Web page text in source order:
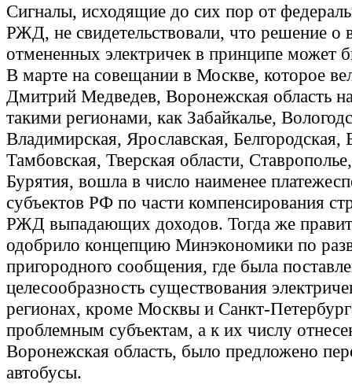
Сигналы, исходящие до сих пор от
РЖД, не свидетельствовали, что решение о
отмененных электричек в принципе может
В марте на совещании в Москве, которое
Дмитрий Медведев, Воронежская область
такими регионами, как Забайкалье,
Владимирская, Ярославская, Белгородская,
Тамбовская, Тверская области,
Бурятия, вошла в число наименее
субъектов РФ по части компенсирования
РЖД выпадающих доходов. Тогда же
одобрило концепцию Минэкономики по
пригородного сообщения, где была
целесообразность существования
регионах, кроме Москвы и Санкт-
проблемным субъектам, а к их числу
Воронежская область, было предложено
автобусы.